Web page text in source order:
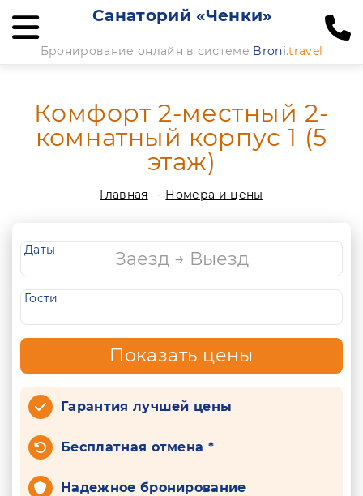
Санаторий «Ченки»
Бронирование онлайн в системе Broni.travel
Комфорт 2-местный 2-
комнатный корпус 1 (5
этаж)
Главная Номера и цены
Даты
Гости
Показать цены
Гарантия лучшей цены
Бесплатная отмена *
Надежное бронирование